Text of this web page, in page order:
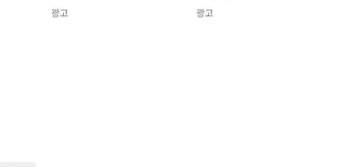
광고 광고